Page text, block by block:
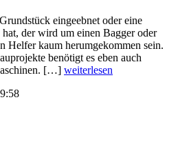
eingeebnet oder eine
hat, der wird um einen Bagger oder
Helfer kaum herumgekommen sein.
benötigt es eben auch
[…] weiterlesen